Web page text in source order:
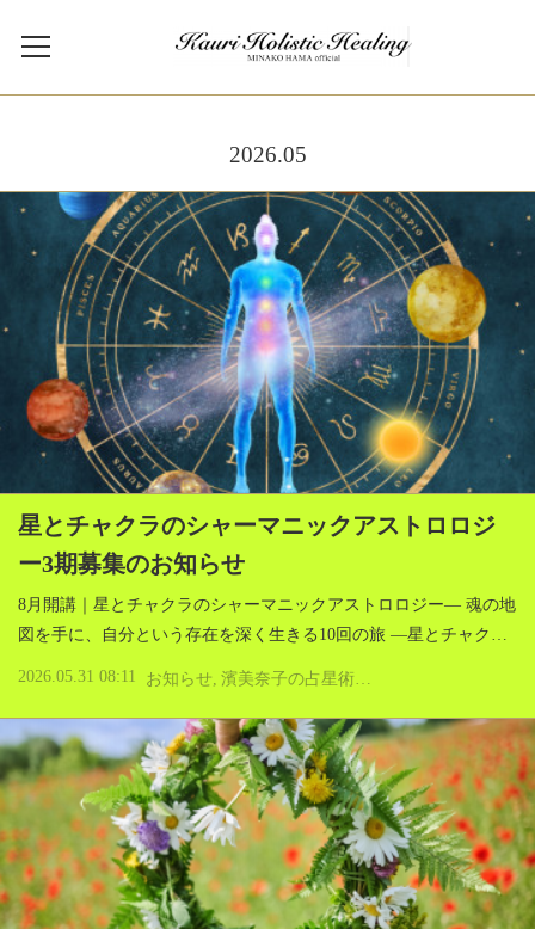
2026.05
星とチャクラのシャーマニックアストロロジ
ー3期募集のお知らせ
8月開講｜星とチャクラのシャーマニックアストロロジー― 魂の地
図を手に、自分という存在を深く生きる10回の旅 ―星とチャク…
2026.05.31 08:11 お知らせ 濱美奈子の占星術とアロマテラピー